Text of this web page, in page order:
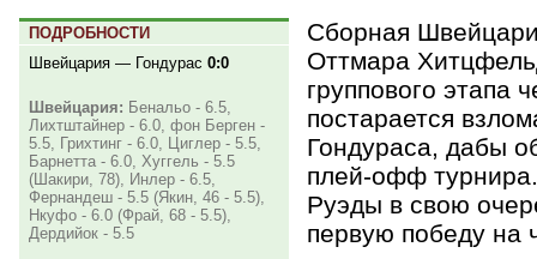
Сборная
Оттмара
группового этапа
постарается
Гондураса, дабы
плей-офф
Руэды в свою
первую победу на
ПОДРОБНОСТИ
Швейцария — Гондурас 0:0
Швейцария: Бенальо - 6.5,
Лихтштайнер - 6.0, фон Берген -
5.5, Грихтинг - 6.0, Циглер - 5.5,
Барнетта - 6.0, Хуггель - 5.5
(Шакири, 78), Инлер - 6.5,
Фернандеш - 5.5 (Якин, 46 - 5.5),
Нкуфо - 6.0 (Фрай, 68 - 5.5),
Дердийок - 5.5